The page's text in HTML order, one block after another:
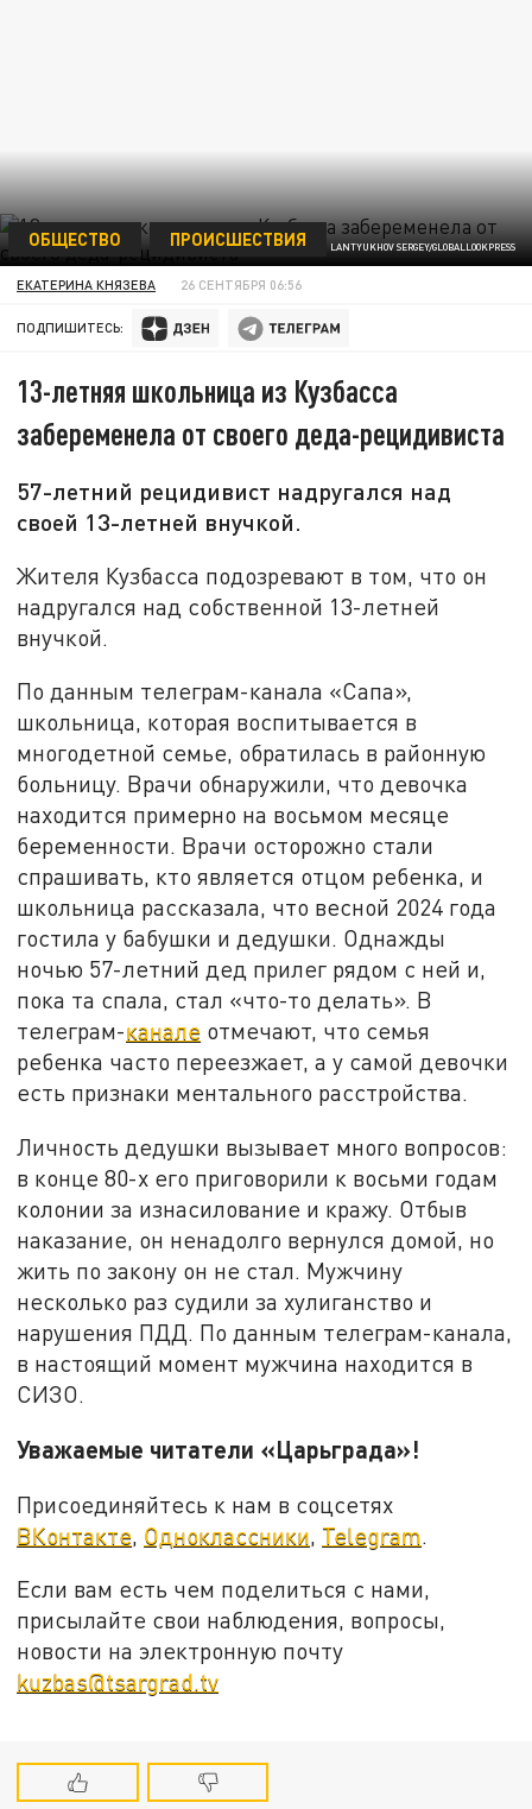
LANTYUKHOV SERGEY/GLOBALLOOKPRESS
ОБЩЕСТВО ПРОИСШЕСТВИЯ
ЕКАТЕРИНА КНЯЗЕВА 26 СЕНТЯБРЯ 06:56
ПОДПИШИТЕСЬ:
13-летняя школьница из Кузбасса
забеременела от своего деда-рецидивиста
57-летний рецидивист надругался над
своей 13-летней внучкой.
Жителя Кузбасса подозревают в том, что он
надругался над собственной 13-летней
внучкой.
По данным телеграм-канала «Сапа»,
школьница, которая воспитывается в
многодетной семье, обратилась в районную
больницу. Врачи обнаружили, что девочка
находится примерно на восьмом месяце
беременности. Врачи осторожно стали
спрашивать, кто является отцом ребенка, и
школьница рассказала, что весной 2024 года
гостила у бабушки и дедушки. Однажды
ночью 57-летний дед прилег рядом с ней и,
пока та спала, стал «что-то делать». В
телеграм-канале отмечают, что семья
ребенка часто переезжает, а у самой девочки
есть признаки ментального расстройства.
Личность дедушки вызывает много вопросов:
в конце 80-х его приговорили к восьми годам
колонии за изнасилование и кражу. Отбыв
наказание, он ненадолго вернулся домой, но
жить по закону он не стал. Мужчину
несколько раз судили за хулиганство и
нарушения ПДД. По данным телеграм-канала,
в настоящий момент мужчина находится в
СИЗО.
Уважаемые читатели «Царьграда»!
Присоединяйтесь к нам в соцсетях
ВКонтакте Одноклассники Telegram
Если вам есть чем поделиться с нами,
присылайте свои наблюдения, вопросы,
новости на электронную почту
kuzbas@tsargrad.tv